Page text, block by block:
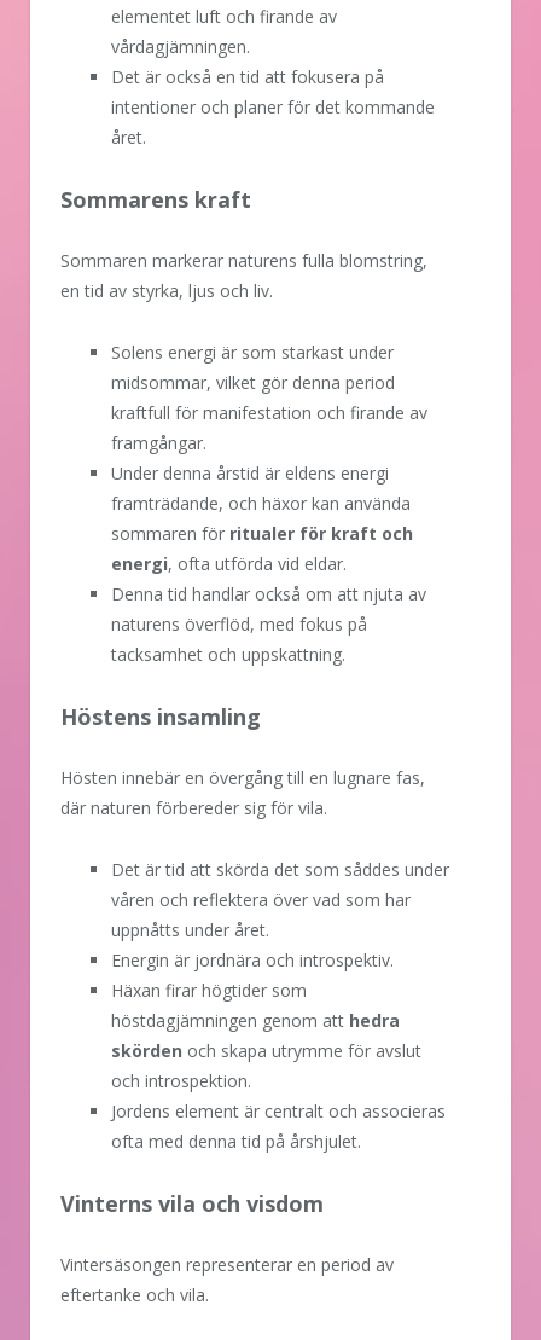
elementet luft och firande av
vårdagjämningen.
Det är också en tid att fokusera på
intentioner och planer för det kommande
året.
Sommarens kraft
Sommaren markerar naturens fulla blomstring,
en tid av styrka, ljus och liv.
Solens energi är som starkast under
midsommar, vilket gör denna period
kraftfull för manifestation och firande av
framgångar.
Under denna årstid är eldens energi
framträdande, och häxor kan använda
sommaren för ritualer för kraft och
energi, ofta utförda vid eldar.
Denna tid handlar också om att njuta av
naturens överflöd, med fokus på
tacksamhet och uppskattning.
Höstens insamling
Hösten innebär en övergång till en lugnare fas,
där naturen förbereder sig för vila.
Det är tid att skörda det som såddes under
våren och reflektera över vad som har
uppnåtts under året.
Energin är jordnära och introspektiv.
Häxan firar högtider som
höstdagjämningen genom att hedra
skörden och skapa utrymme för avslut
och introspektion.
Jordens element är centralt och associeras
ofta med denna tid på årshjulet.
Vinterns vila och visdom
Vintersäsongen representerar en period av
eftertanke och vila.